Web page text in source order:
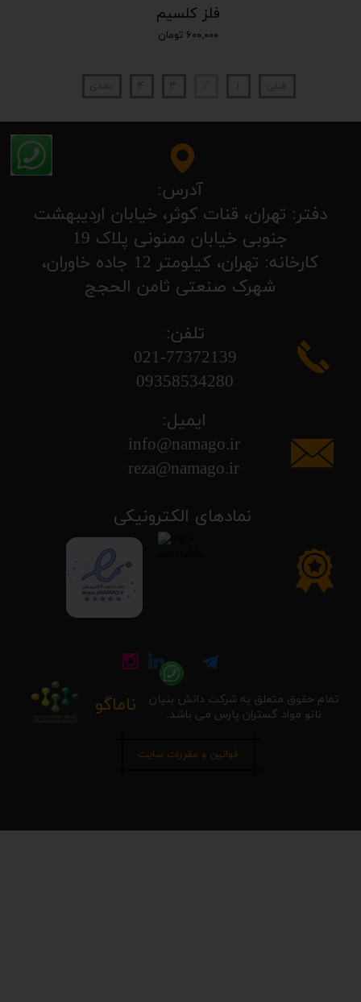
فلز کلسیم
۶۰۰,۰۰۰ تومان
تمام حقوق متعلق به شرکت دانش بنیان
نانو مواد گستران پارس می باشد.
ناماگو
تلفن:
​​​​​​​021-77372139
​​​​​​​09358534280
آدرس:
​​​​​​​​دفتر: تهران، قنات کوثر، خیابان اردیبهشت
جنوبی خیابان ممنونی پلاک 19
کارخانه: تهران، کیلومتر 12 جاده خاوران،
شهرک صنعتی ثامن الحجج
ایمیل:
info@namago.ir
​​​​​​​reza@namago.ir
​نمادهای الکترونیکی
قوانین و مقررات سایت